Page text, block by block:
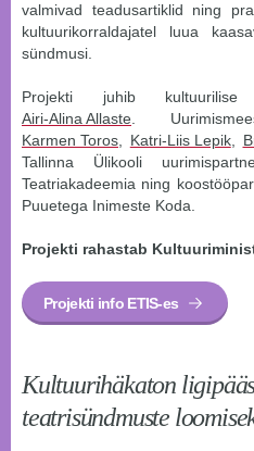
valmivad teadusartiklid ning
kultuurikorraldajatel luua
sündmusi.
Projekti juhib kultuurilise
Airi-Alina Allaste .
Karmen Toros
Katri-Liis Lepik,
Tallinna Ülikooli
Teatriakadeemia ning
Puuetega Inimeste Koda.
Projekti rahastab
Projekti info ETIS-es
Kultuurihäkaton
teatrisündmuste